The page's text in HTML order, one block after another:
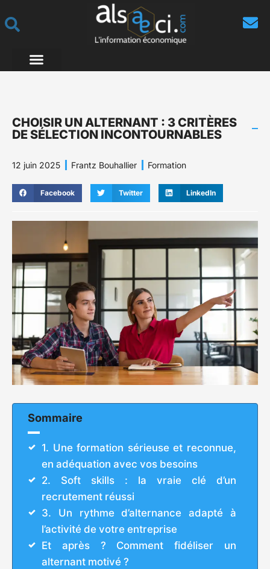
CHOISIR UN ALTERNANT : 3 CRITÈRES
DE SÉLECTION INCONTOURNABLES
12 juin 2025 Frantz Bouhallier Formation
Facebook Twitter LinkedIn
Sommaire
1. Une formation sérieuse et reconnue,
en adéquation avec vos besoins
2. Soft skills : la vraie clé d’un
recrutement réussi
3. Un rythme d’alternance adapté à
l’activité de votre entreprise
Et après ? Comment fidéliser un
alternant motivé ?